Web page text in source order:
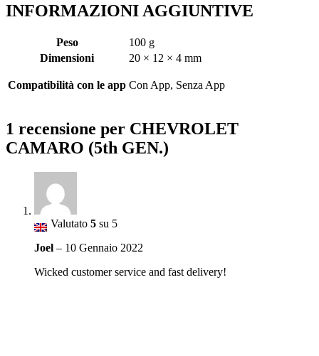
INFORMAZIONI AGGIUNTIVE
Peso
100 g
Dimensioni
20 × 12 × 4 mm
Compatibilità con le app Con App, Senza App
1 recensione per CHEVROLET
CAMARO (5th GEN.)
Valutato 5 su 5
Joel – 10 Gennaio 2022
Wicked customer service and fast delivery!